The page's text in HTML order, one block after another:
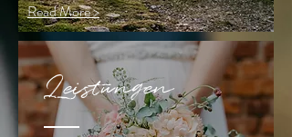
Read More >
Leistungen